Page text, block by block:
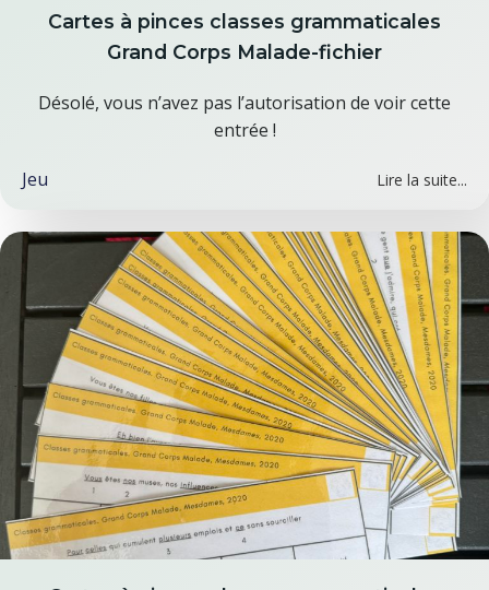
Cartes à pinces classes grammaticales
Grand Corps Malade-fichier
Désolé, vous n’avez pas l’autorisation de voir cette
entrée !
Jeu Lire la suite...